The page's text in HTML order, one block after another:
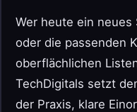
Wer heute ein
oder die passenden
oberflächlichen
TechDigitals setzt
der Praxis, klare